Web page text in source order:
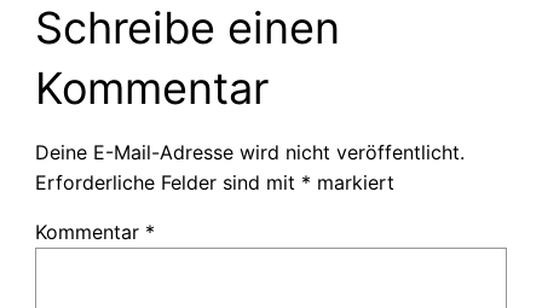
Schreibe einen
Kommentar
Deine E-Mail-Adresse wird nicht veröffentlicht.
Erforderliche Felder sind mit * markiert
Kommentar *